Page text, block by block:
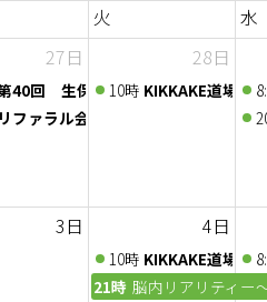
火 水
習慣～40年の学びと実践からお伝
る『節税しながら社長の手取りを
る『節税しながら社長の手取りを
家計の負担を減らす「賢約(けんやく
27日
40回 生保営業支援EXPO
リファラル会議〜人脈交換会〜
28日
10時 KIKKAKE道場 -
す、潜在意識の扉 〜心をゆるめ
3日 4日
10時 KIKKAKE道場 -
21時 脳内リアリティー